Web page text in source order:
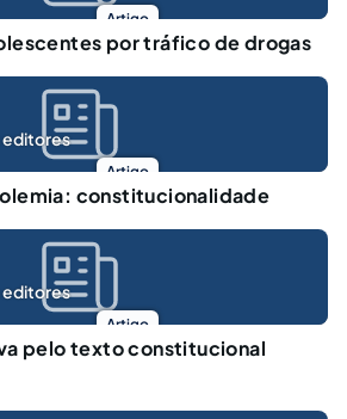
Artigo
por tráfico de drogas
Artigo
editores
constitucionalidade
Artigo
editores
pelo texto constitucional